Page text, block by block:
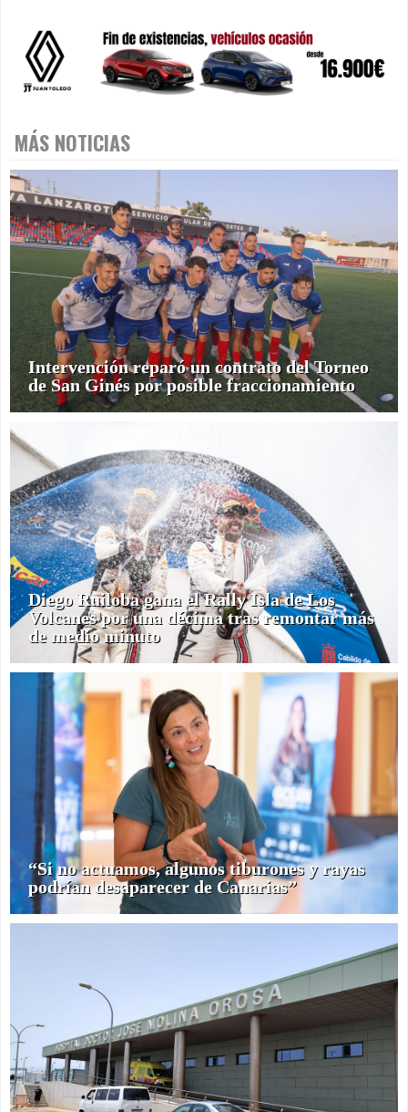
MÁS NOTICIAS
Intervención reparó un contrato del Torneo
de San Ginés por posible fraccionamiento
Diego Ruiloba gana el Rally Isla de Los
Volcanes por una décima tras remontar más
de medio minuto
“Si no actuamos, algunos tiburones y rayas
podrían desaparecer de Canarias”